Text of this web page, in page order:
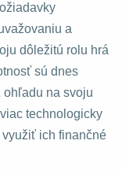
a
dôležitú rolu hrá
sú dnes
ohľadu na svoju
technologicky
ich finančné